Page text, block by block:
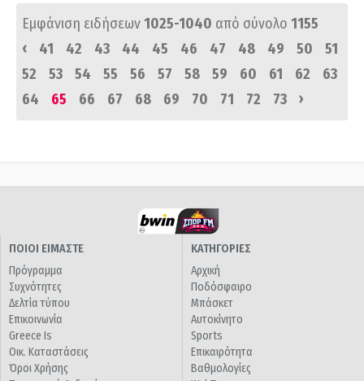
Εμφάνιση ειδήσεων1025-1040 από σύνολο 1155
‹
41 42 43 44 45 46 47 48 49 50
51
52
53 54 55 56 57 58 59 60 61 62
63
64
65 66 67 68 69 70 71 72 73 ›
ΠΟΙΟΙ ΕΙΜΑΣΤΕ
Πρόγραμμα
Συχνότητες
Δελτία τύπου
Επικοινωνία
Greece Is
Οικ. Καταστάσεις
Όροι Χρήσης
ΚΑΤΗΓΟΡΙΕΣ
Αρχική
Ποδόσφαιρο
Μπάσκετ
Αυτοκίνητο
Sports
Επικαιρότητα
Βαθμολογίες